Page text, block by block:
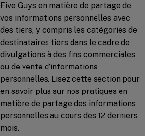
Five Guys en matière de partage de
vos informations personnelles avec
des tiers, y compris les catégories de
destinataires tiers dans le cadre de
divulgations à des fins commerciales
ou de vente d’informations
personnelles. Lisez cette section pour
en savoir plus sur nos pratiques en
matière de partage des informations
personnelles au cours des 12 derniers
mois.